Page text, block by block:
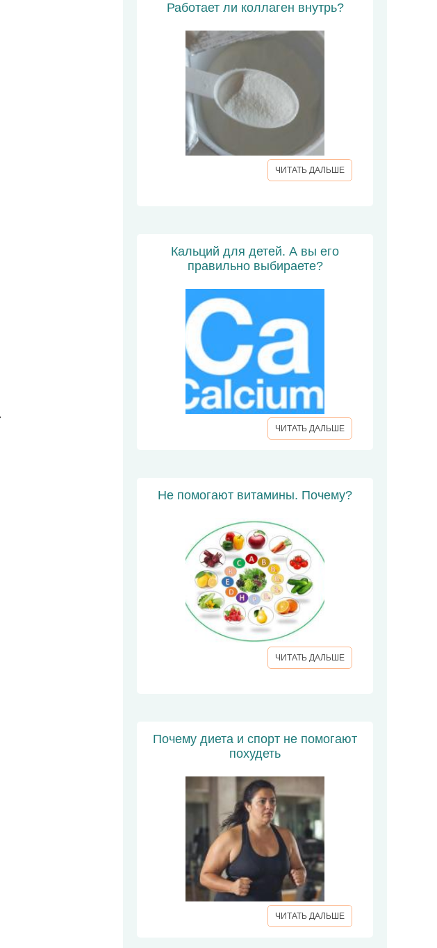
Работает ли коллаген внутрь?
ЧИТАТЬ ДАЛЬШЕ
Кальций для детей. А вы его
правильно выбираете?
ЧИТАТЬ ДАЛЬШЕ
Не помогают витамины. Почему?
ЧИТАТЬ ДАЛЬШЕ
Почему диета и спорт не помогают
похудеть
ЧИТАТЬ ДАЛЬШЕ